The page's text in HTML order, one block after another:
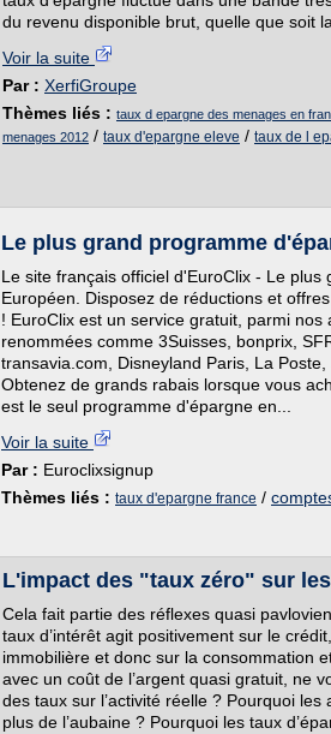
du revenu disponible brut, quelle que soit
Voir la suite
Par : XerfiGroupe
Thèmes liés : taux d epargne des menages en
menages 2012 / taux d'epargne eleve / taux de l
Le plus grand programme
Le site français officiel d'EuroClix - Le
Européen. Disposez de réductions et
! EuroClix est un service gratuit, parmi
renommées comme 3Suisses, bonprix,
transavia.com, Disneyland Paris, La Poste,
Obtenez de grands rabais lorsque vous
est le seul programme d'épargne en...
Voir la suite
Par : Euroclixsignup
Thèmes liés : taux d'epargne france /
L'impact des "taux zéro" sur
Cela fait partie des réflexes quasi
taux d’intérêt agit positivement sur le
immobilière et donc sur la consommation
avec un coût de l’argent quasi gratuit, ne
des taux sur l’activité réelle ? Pourquoi
plus de l’aubaine ? Pourquoi les taux